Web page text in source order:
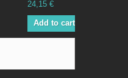
24,15 €
Add to cart